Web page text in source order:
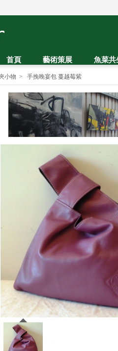
首頁 藝術策展 魚菜共
小物 > 手挽晚宴包 蔓越莓紫